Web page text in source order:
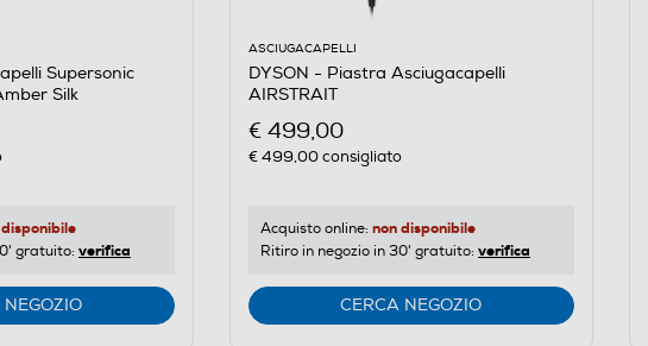
Supersonic
Silk
gratuito: verifica
NEGOZIO
ASCIUGACAPELLI
DYSON - Piastra Asciugacapelli
AIRSTRAIT
€ 499,00
€ 499,00consigliato
Acquisto online: non disponibile
Ritiro in negozio in 30' gratuito: verifica
CERCA NEGOZIO